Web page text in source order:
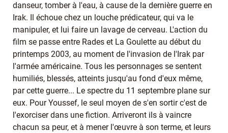
danseur, tomber à l'eau, à cause de la dernière guerre en
Irak. Il échoue chez un louche prédicateur, qui va le
manipuler, et lui faire un lavage de cerveau. L'action du
film se passe entre Rades et La Goulette au début du
printemps 2003, au moment de l'invasion de l'Irak par
l'armée américaine. Tous les personnages se sentent
humiliés, blessés, atteints jusqu'au fond d'eux même,
par cette guerre... Le spectre du 11 septembre plane sur
eux. Pour Youssef, le seul moyen de s'en sortir c'est de
l'exorciser dans une fiction. Arriveront ils à vaincre
chacun sa peur, et à mener l'œuvre à son terme, et leurs